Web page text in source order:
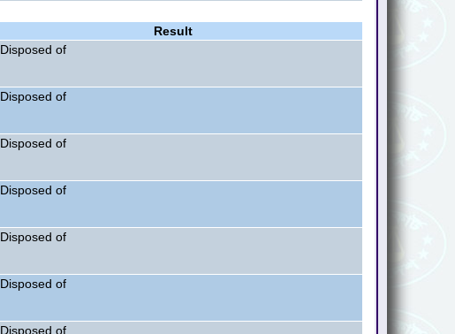
Result
Disposed of
Disposed of
Disposed of
Disposed of
Disposed of
Disposed of
Disposed of